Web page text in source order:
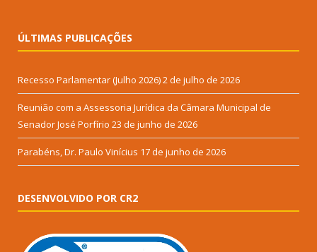
ÚLTIMAS PUBLICAÇÕES
Recesso Parlamentar (Julho 2026)2 de julho de 2026
Reunião com a Assessoria Jurídica da Câmara Municipal de
Senador José Porfírio 23 de junho de 2026
Parabéns, Dr. Paulo Vinícius 17 de junho de 2026
DESENVOLVIDO POR CR2